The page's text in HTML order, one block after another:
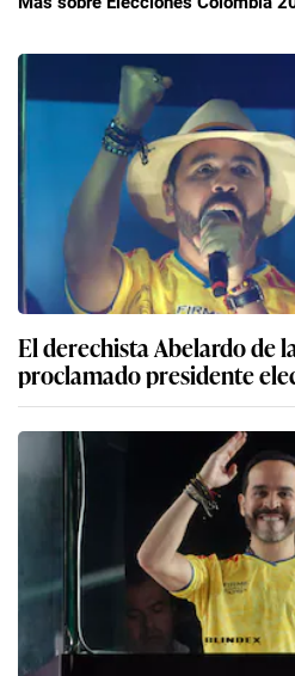
El derechista Abelardo de
proclamado presidente